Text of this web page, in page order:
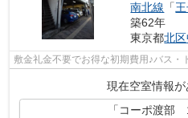
南北線 「
築62年
東京都北区
敷金礼金不要でお得な初期費用♪バス・
現在空室情報が
「コーポ渡部